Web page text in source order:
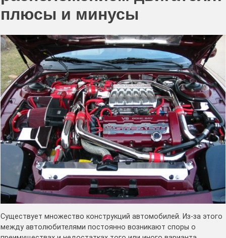
плюсы и минусы
Существует множество конструкций автомобилей. Из-за этого
между автолюбителями постоянно возникают споры о